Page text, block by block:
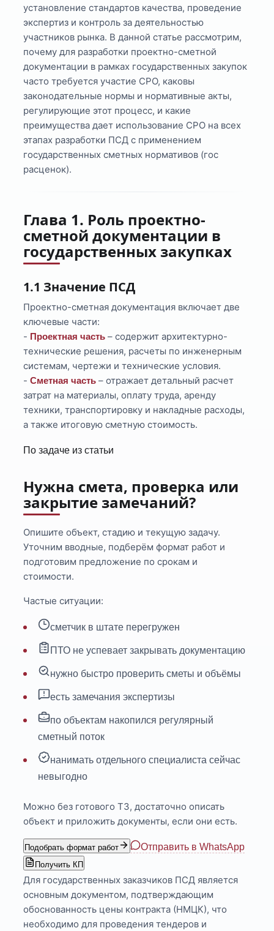
установление стандартов качества, проведение
экспертиз и контроль за деятельностью
участников рынка. В данной статье рассмотрим,
почему для разработки проектно-сметной
документации в рамках государственных закупок
часто требуется участие СРО, каковы
законодательные нормы и нормативные акты,
регулирующие этот процесс, и какие
преимущества дает использование СРО на всех
этапах разработки ПСД с применением
государственных сметных нормативов (гос
расценок).
Глава 1. Роль проектно-
сметной документации в
государственных закупках
1.1 Значение ПСД
Проектно-сметная документация включает две
ключевые части:
- Проектная часть – содержит архитектурно-
технические решения, расчеты по инженерным
системам, чертежи и технические условия.
-Сметная часть – отражает детальный расчет
затрат на материалы, оплату труда, аренду
техники, транспортировку и накладные расходы,
а также итоговую сметную стоимость.
По задаче из статьи
Нужна смета, проверка или
закрытие замечаний?
Опишите объект, стадию и текущую задачу.
Уточним вводные, подберём формат работ и
подготовим предложение по срокам и
стоимости.
Частые ситуации:
сметчик в штате перегружен
ПТО не успевает закрывать документацию
нужно быстро проверить сметы и объёмы
есть замечания экспертизы
по объектам накопился регулярный
сметный поток
нанимать отдельного специалиста сейчас
невыгодно
Можно без готового ТЗ, достаточно описать
объект и приложить документы, если они есть.
Подобрать формат работ Отправить в WhatsApp
Получить КП
Для государственных заказчиков ПСД является
основным документом, подтверждающим
обоснованность цены контракта (НМЦК), что
необходимо для проведения тендеров и